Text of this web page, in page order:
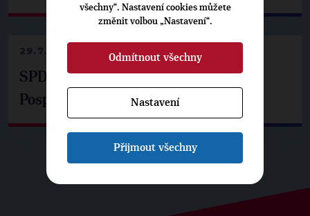
29.7.2026
SPD už není ve zprávě o extremismu.
Pospíšil: Je tu pachuť
všechny“. Nastavení cookies můžete
změnit volbou „Nastavení“.
Odmítnout všechny
Nastavení
Přijmout všechny